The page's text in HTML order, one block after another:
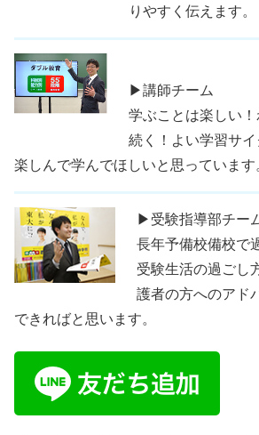
りやすく伝えます。
▶講師チーム
学ぶことは楽しい
続く！よい学習サ
楽しんで学んでほしいと思っています
▶受験指導部チー
長年予備校備校で
受験生活の過ごし
護者の方へのアド
できればと思います。